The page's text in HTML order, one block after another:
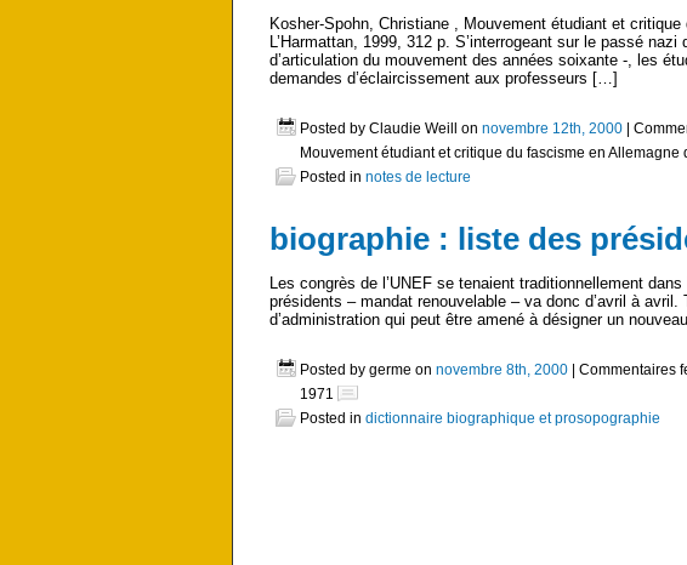
Kosher-Spohn, Christiane , Mouvement étudiant et
L’Harmattan, 1999, 312 p. S’interrogeant sur le passé
d’articulation du mouvement des années soixante -, les
demandes d’éclaircissement aux professeurs […]
Posted by Claudie Weill on novembre 12th, 2000
Mouvement étudiant et critique du fascisme en Allemagne
Posted in notes de lecture
biographie : liste des
Les congrès de l’UNEF se tenaient traditionnellement
présidents – mandat renouvelable – va donc d’avril à
d’administration qui peut être amené à désigner un
Posted by germe on novembre 8th, 2000 Commentaires
1971
Posted in dictionnaire biographique et prosopographie